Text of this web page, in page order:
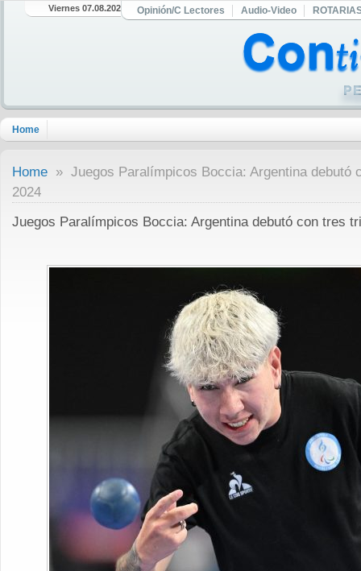
Viernes 07.08.2026 Opinión/C Lectores Audio-Video
Home
Home » Juegos Paralímpicos Boccia: Argentina debutó
2024
Juegos Paralímpicos Boccia: Argentina debutó con tres